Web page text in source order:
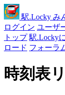
駅.Locky み
ログイン ユーザ
トップ 駅.Locky
ロード フォーラ
時刻表